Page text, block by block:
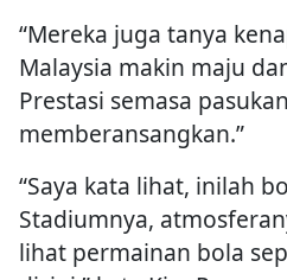
“Mereka juga tanya
Malaysia makin maju
Prestasi semasa
memberansangkan.”
“Saya kata lihat, inilah
Stadiumnya,
lihat permainan bola